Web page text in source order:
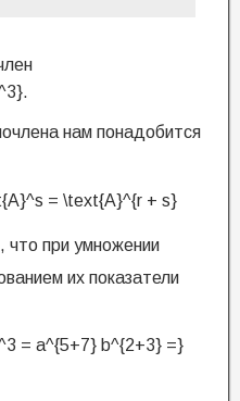
нам понадобится
что при умножении
их показатели